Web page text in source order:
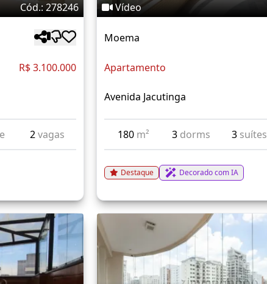
Cód.: 278246
R$ 3.100.000
2vagas
Vídeo
Moema
Apartamento
Avenida Jacutinga
180 m² 3 dorms 3 suítes
Destaque Decorado com IA